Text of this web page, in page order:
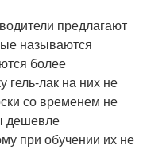
предлагают
называются
более
гель-лак на них не
со временем не
дешевле
при обучении их не